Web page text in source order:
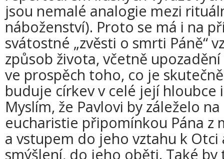
jsou nemalé analogie mezi
náboženství). Proto se má i na
svátostné „zvěsti o smrti Páně“
způsob života, včetně
ve prospěch toho, co je
buduje církev v celé její hloubce
Myslím, že Pavlovi by záleželo
eucharistie připomínkou Pána z
a vstupem do jeho vztahu k
smýšlení, do jeho oběti. Také by